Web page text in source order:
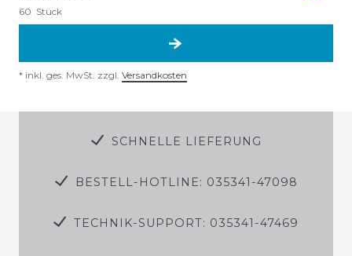
60 Stück
* inkl. ges. MwSt. zzgl. Versandkosten
SCHNELLE LIEFERUNG
BESTELL-HOTLINE: 035341-47098
TECHNIK-SUPPORT: 035341-47469